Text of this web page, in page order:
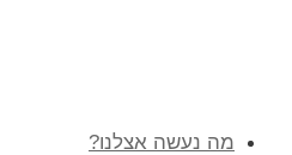
מה נעשה אצלנו?